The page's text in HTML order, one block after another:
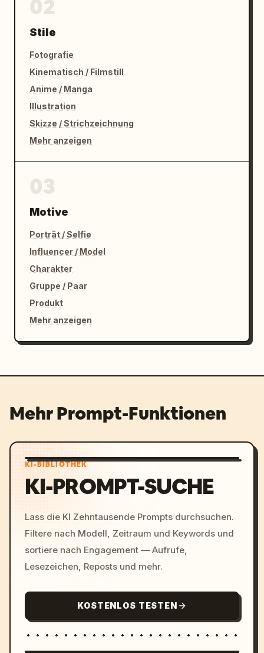
Stile
Fotografie
Kinematisch / Filmstill
Anime / Manga
Illustration
Skizze / Strichzeichnung
Mehr anzeigen
Motive
Porträt / Selfie
Influencer / Model
Charakter
Gruppe / Paar
Produkt
Mehr anzeigen
Mehr Prompt-Funktionen
KI-BIBLIOTHEK
KI-PROMPT-SUCHE
Lass die KI Zehntausende Prompts durchsuchen.
Filtere nach Modell, Zeitraum und Keywords und
sortiere nach Engagement — Aufrufe,
Lesezeichen, Reposts und mehr.
KOSTENLOS TESTEN